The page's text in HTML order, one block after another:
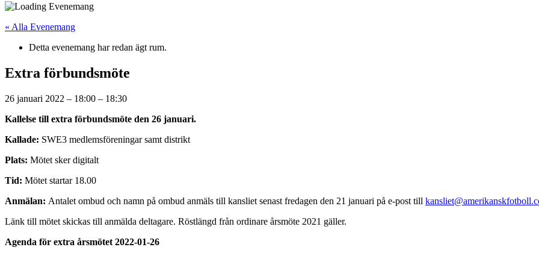
« Alla Evenemang
Detta evenemang har redan ägt rum.
Extra förbundsmöte
26 januari 2022 – 18:00 – 18:30
Kallelse till extra förbundsmöte den 26 januari.
Kallade: SWE3 medlemsföreningar samt distrikt
Plats: Mötet sker digitalt
Tid: Mötet startar 18.00
Anmälan: Antalet ombud och namn på ombud anmäls till kansliet senast fredagen den 21 januari på e-post till
Länk till mötet skickas till anmälda deltagare. Röstlängd från ordinare årsmöte 2021 gäller.
Agenda för extra årsmötet 2022-01-26